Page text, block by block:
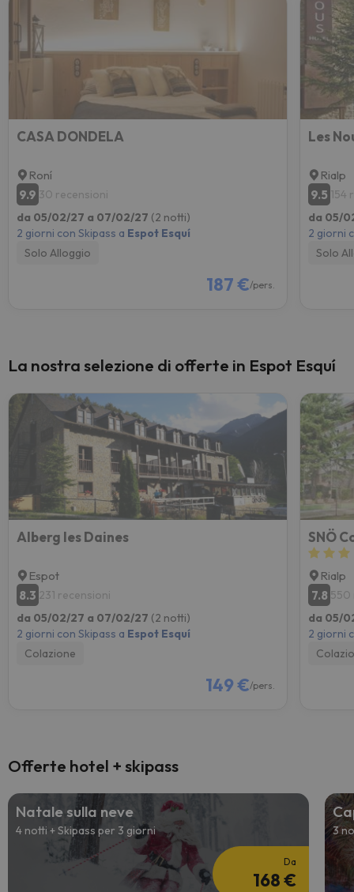
CASA DONDELA
Roní
9.9 30 recensioni
da 05/02/27 a 07/02/27 (2 notti)
2 giorni con Skipass a Espot Esquí
Solo Alloggio
187 €/pers.
Les
Rialp
9.5 154
da 05/
2 giorni
Solo
La nostra selezione di offerte in Espot Esquí
Alberg les Daines
Espot
8.3 231 recensioni
da 05/02/27 a 07/02/27 (2 notti)
2 giorni con Skipass a Espot Esquí
Colazione
149 €/pers.
SNÖ
Rialp
7.8 550
da 05/
2 giorni
Offerte hotel + skipass
Natale sulla neve
4 notti + Skipass per 3 giorni
Da
168 €
3